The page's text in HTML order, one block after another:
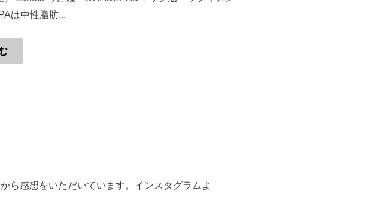
は中性脂肪...
ら感想をいただいています。インスタグラムよ